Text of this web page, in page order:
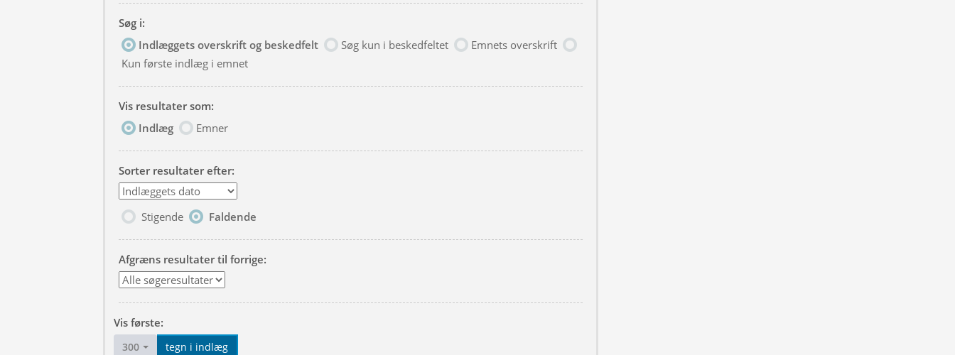
Søg i:
Indlæggets overskrift og beskedfelt
Søg kun i beskedfeltet
Emnets overskrift
Kun første indlæg i emnet
Vis resultater som:
Indlæg
Emner
Sorter resultater efter:
Stigende Faldende
Afgræns resultater til forrige:
Vis første:
300 tegn i indlæg